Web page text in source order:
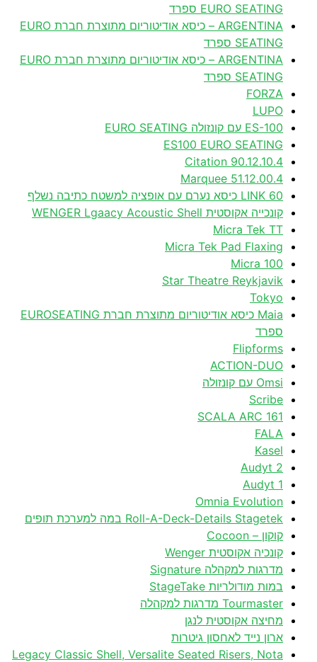
EURO SEATING ספרד
ARGENTINA – כיסא אודיטוריום מתוצרת חברת EURO
SEATING ספרד
ARGENTINA – כיסא אודיטוריום מתוצרת חברת EURO
SEATING ספרד
FORZA
LUPO
ES-100 עם קונזולה EURO SEATING
ES100 EURO SEATING
90.12.10.4 Citation
51.12.00.4 Marquee
60 LINK כיסא נערם עם אופציה למשטח כתיבה נשלף
קונכייה אקוסטית WENGER Lgaacy Acoustic Shell
Micra Tek TT
Micra Tek Pad Flaxing
Micra 100
Star Theatre Reykjavik
Tokyo
Maia כיסא אודיטוריום מתוצרת חברת EUROSEATING
ספרד
Flipforms
ACTION-DUO
Omsi עם קונזולה
Scribe
161 SCALA ARC
FALA
Kasel
Audyt 2
Audyt 1
Omnia Evolution
Roll-A-Deck-Details Stagetek במה למערכת תופים
קוקון – Cocoon
קונכיה אקוסטית Wenger
מדרגות למקהלה Signature
במות מודולריות StageTake
Tourmaster מדרגות למקהלה
מחיצה אקוסטית לנגן
ארון נייד לאחסון גיטרות
Legacy Classic Shell, Versalite Seated Risers, Nota